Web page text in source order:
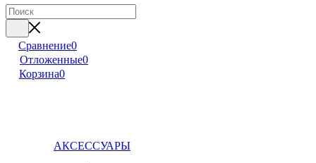
Сравнение0
Отложенные0
Корзина0
АКСЕССУАРЫ